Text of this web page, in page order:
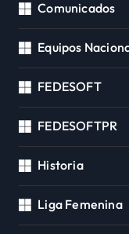
Comunicados
Equipos
FEDESOFT
FEDESOFTPR
Historia
Liga Femenina